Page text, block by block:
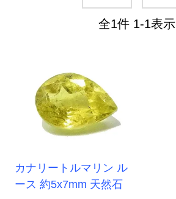
全1件 1-1表示
カナリートルマリン ル
ース 約5x7mm 天然石